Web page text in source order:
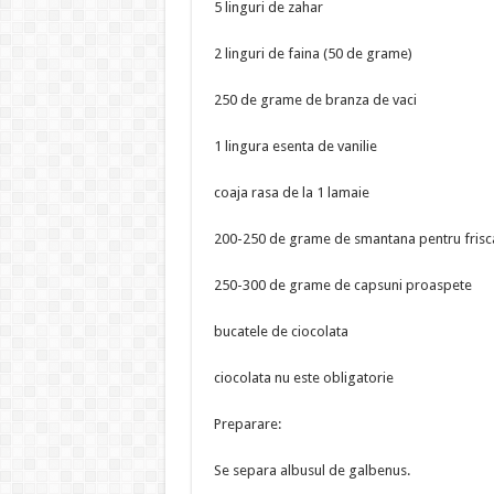
5 linguri de zahar
2 linguri de faina (50 de grame)
250 de grame de branza de vaci
1 lingura esenta de vanilie
coaja rasa de la 1 lamaie
200-250 de grame de smantana pentru
250-300 de grame de capsuni proaspete
bucatele de ciocolata
ciocolata nu este obligatorie
Preparare:
Se separa albusul de galbenus.